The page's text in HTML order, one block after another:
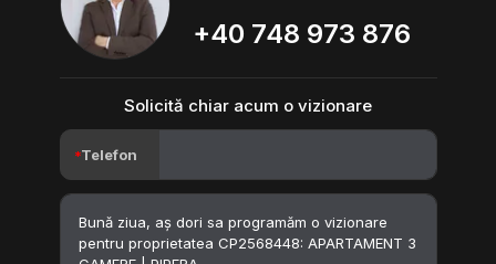
+40 748 973 876
Solicită chiar acum o vizionare
Telefon